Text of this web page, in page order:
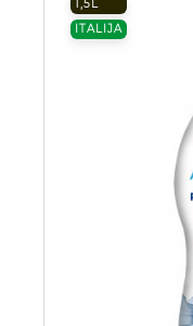
1,5L
ITALIJA